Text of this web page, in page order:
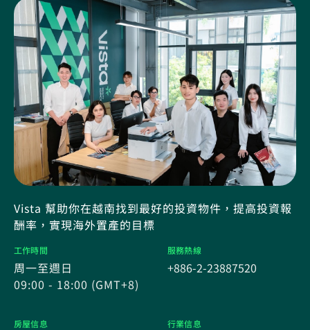
Vista 幫助你在越南找到最好的投資物件，提高投資報
酬率，實現海外置產的目標
工作時間
周一至週日
09:00 - 18:00 (GMT+8)
服務熱線
+886-2-23887520
房屋信息 行業信息